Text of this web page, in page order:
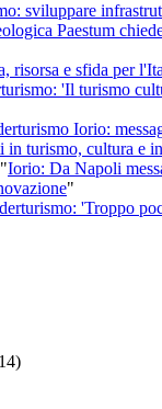
sviluppare
Paestum
risorsa e sfida per
'Il turismo
Iorio:
in turismo, cultura e
Iorio: Da Napoli
"
'Troppo